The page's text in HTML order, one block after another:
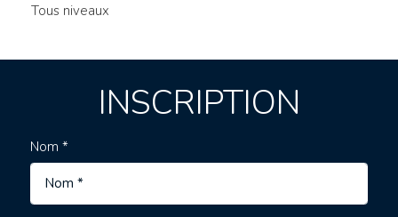
Tous niveaux
INSCRIPTION
Nom *